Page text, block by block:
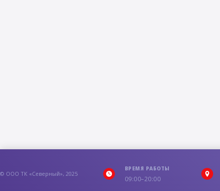
© ООО ТК «Северный», 2025
ВРЕМЯ РАБОТЫ
09:00–20:00